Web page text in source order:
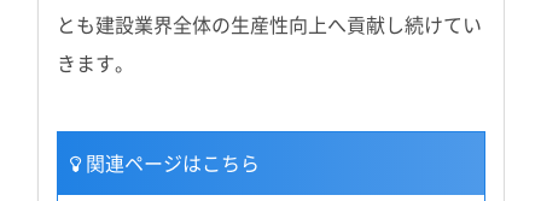
とも建設業界全体の生産性向上へ貢献し続けてい
きます。
関連ページはこちら